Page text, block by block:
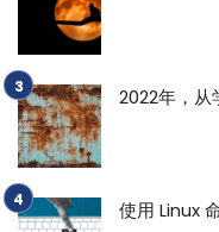
2022年，
使用 Linux